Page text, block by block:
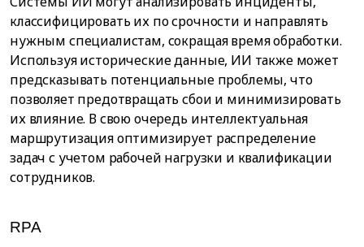
классифицировать их по срочности и направлять
нужным специалистам, сокращая время обработки.
Используя исторические данные, ИИ также может
предсказывать потенциальные проблемы, что
позволяет предотвращать сбои и минимизировать
их влияние. В свою очередь интеллектуальная
маршрутизация оптимизирует распределение
задач с учетом рабочей нагрузки и квалификации
сотрудников.
RPA